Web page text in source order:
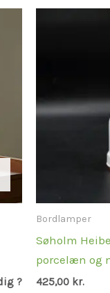
?
Bordlamper
Søholm
porcelæn og
425,00 kr.